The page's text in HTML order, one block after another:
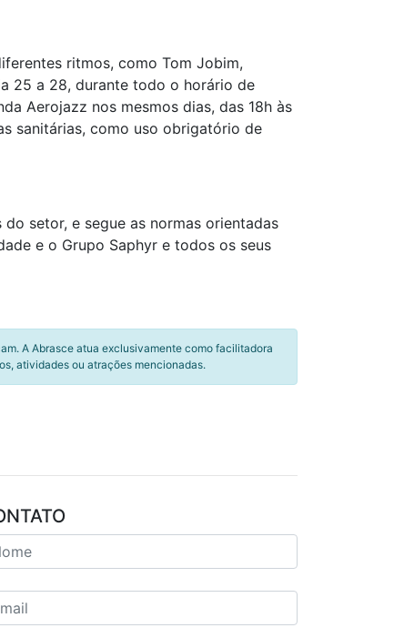
ritmos, como Tom Jobim,
25 a 28, durante todo o horário de
Aerojazz nos mesmos dias, das 18h às
sanitárias, como uso obrigatório de
setor, e segue as normas orientadas
e o Grupo Saphyr e todos os seus
A Abrasce atua exclusivamente como facilitadora
atividades ou atrações mencionadas.